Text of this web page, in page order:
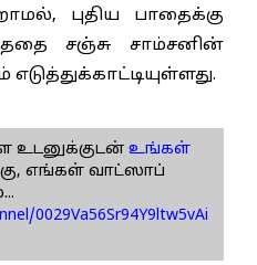
புதிய பாதைக்கு
சஞ்சு சாம்சனின்
உடனுக்குடன் உங்கள்
எங்கள் வாட்ஸாப்
0029Va56Sr94Y9ltw5vAi